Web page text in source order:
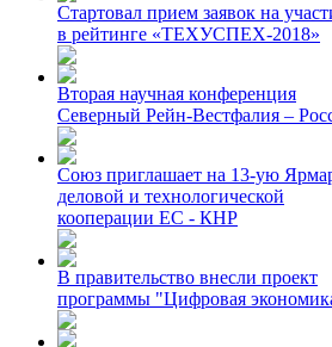
Стартовал прием заявок на
в рейтинге «ТЕХУСПЕХ-2018»
Вторая научная конференция
Северный Рейн-Вестфалия –
Союз приглашает на 13-ую
деловой и технологической
кооперации ЕС - КНР
В правительство внесли проект
программы "Цифровая